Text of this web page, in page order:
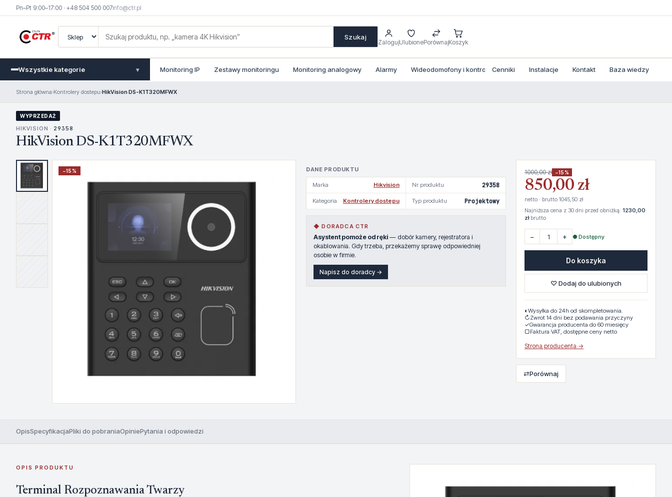
Pn–Pt 9:00–17:00 · +48 504 500 007info@ctr.pl
Szukaj
ZalogujUlubionePorównajKoszyk
Wszystkie kategorie ▾ Monitoring IP Zestawy monitoringu Monitoring analogowy Alarmy Wideodomofony i kontrola dostepu
Cenniki Instalacje Kontakt Baza wiedzy
Strona główna›Kontrolery dostepu›HikVision DS-K1T320MFWX
WYPRZEDAŻ
HIKVISION · 29358
HikVision DS-K1T320MFWX
−15% DANE PRODUKTU
Marka Hikvision Nr produktu 29358
Kategoria Kontrolery dostepu Typ produktu Projektowy
◆ DORADCA CTR
Asystent pomoże od ręki — dobór kamery, rejestratora i
okablowania. Gdy trzeba, przekażemy sprawę odpowiedniej
osobie w firmie.
Napisz do doradcy →
1000,00 zł −15%
850,00 zł
netto · brutto 1045,50 zł
Najniższa cena z 30 dni przed obniżką: 1230,00
złbrutto
− + ● Dostępny
Do koszyka
♡ Dodaj do ulubionych
◐ Wysyłka do 24h od skompletowania.
↻Zwrot 14 dni bez podawania przyczyny
✓Gwarancja producenta do 60 miesięcy
▢Faktura VAT, dostępne ceny netto
Strona producenta →
⇄Porównaj
OpisSpecyfikacjaPliki do pobraniaOpiniePytania i odpowiedzi
OPIS PRODUKTU
Terminal Rozpoznawania Twarzy